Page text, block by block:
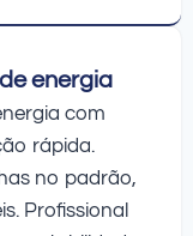
energia
com
rápida.
no padrão,
Profissional